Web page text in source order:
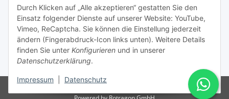
Durch Klicken auf „Alle akzeptieren“ gestatten Sie den
Einsatz folgender Dienste auf unserer Website: YouTube,
Vimeo, ReCaptcha. Sie können die Einstellung jederzeit
ändern (Fingerabdruck-Icon links unten). Weitere Details
finden Sie unter Konfigurieren und in unserer
Datenschutzerklärung.
Impressum Datenschutz
Gesetzliche Informationen
Vertrag widerrufen
* Alle Preise inkl. gesetzlicher USt., zzgl.
© Rotragon GmbH - Robert-Bosch-Str. 63 - 46354 Südlohn